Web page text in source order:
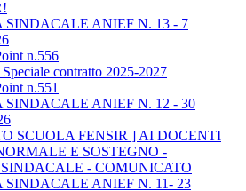
SINDACALE ANIEF N. 13 - 7
n.556
contratto 2025-2027
n.551
SINDACALE ANIEF N. 12 - 30
SCUOLA FENSIR ] AI DOCENTI
E SOSTEGNO -
- COMUNICATO
SINDACALE ANIEF N. 11- 23